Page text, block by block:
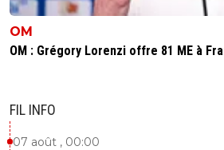
OM
OM : Grégory Lorenzi offre 81 ME à
FIL INFO
07 août , 00:00